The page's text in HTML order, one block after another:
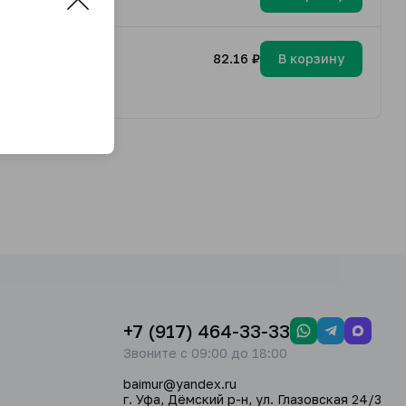
82.16 ₽ В корзину
+7 (917) 464-33-33
Звоните с 09:00 до 18:00
baimur@yandex.ru
г. Уфа, Дёмский р-н, ул. Глазовская 24/3